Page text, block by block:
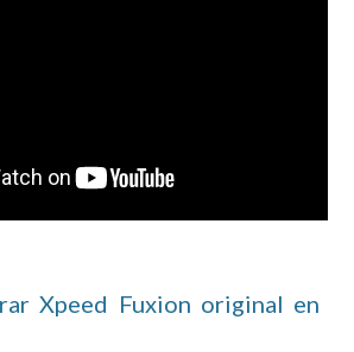
Xpeed Fuxion original en